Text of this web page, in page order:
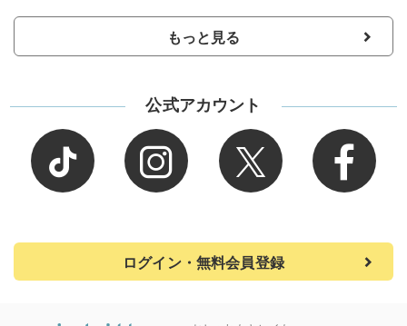
もっと見る
公式アカウント
ログイン・無料会員登録